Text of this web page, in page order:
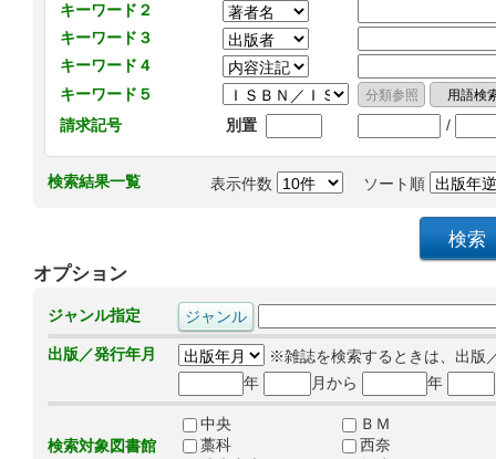
キーワード２
キーワード３
キーワード４
キーワード５
請求記号
別置 /
検索結果一覧 表示件数 ソート順
オプション
ジャンル指定
出版／発行年月
※雑誌を検索するときは、出版
年
月から 年
検索対象図書館
中央
ＢＭ
藁科
西奈